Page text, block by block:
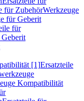
für ZubehörWerkzeuge
für Geberit
für
[1]Ersatzteile
Kompatibilität